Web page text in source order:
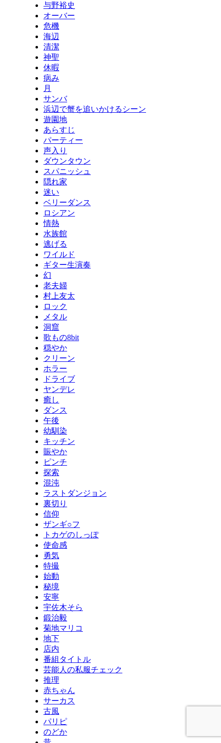
与野裕史
オーバー
危機
海辺
清潔
神聖
休暇
病み
月
サンバ
浜辺で蟹を追いかけるシーン
遊園地
あらすじ
パーティー
声入り
ダウンタウン
スパニッシュ
隠れ家
迷い
ベリーダンス
ロシアン
情熱
水族館
逃げる
ワイルド
ギター生演奏
幻
老夫婦
村上友太
ロック
メタル
洞窟
歌もの8bit
穏やか
クリーン
ホラー
ドライブ
ヤンデレ
癒し
ダンス
午後
幼馴染
キッチン
賑やか
ピンチ
探索
混沌
ラストダンジョン
裏切り
信仰
ザンギ○フ
トカゲのしっぽ
使命感
勇気
特撮
始動
秘境
安寧
宇佐木そら
鍛治毅
菊地マリコ
地下
店内
番組タイトル
芸能人の私服チェック
推理
赤ちゃん
サーカス
古風
パリピ
のどか